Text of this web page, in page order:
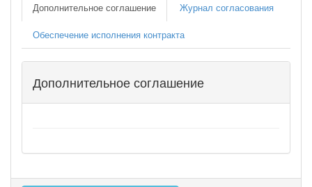
Дополнительное соглашение Журнал согласования
Обеспечение исполнения контракта
Дополнительное соглашение